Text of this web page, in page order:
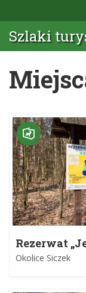
Szlaki
Rezerwat
Okolice Siczek